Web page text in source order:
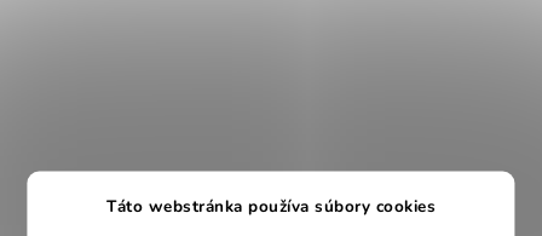
Táto webstránka používa súbory cookies